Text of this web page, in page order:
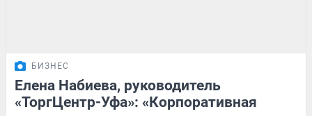
БИЗНЕС
Елена Набиева, руководитель
«ТоргЦентр-Уфа»: «Корпоративная